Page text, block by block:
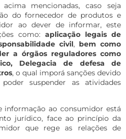
mencionadas, caso seja
do fornecedor de produtos e
ao dever de informar, este
como: aplicação legais de
civil, bem como
a órgãos reguladores como
Delegacia de defesa de
, o qual imporá sanções devido
suspender as atividades
informação ao consumidor está
jurídico, face ao princípio da
que rege as relações de